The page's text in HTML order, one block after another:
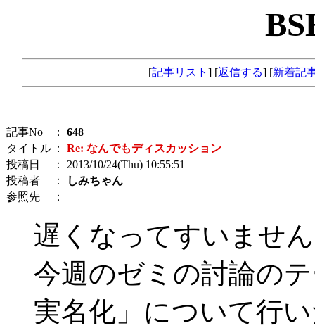
[記事リスト ] [返信する] [新着記
記事No ： 648
タイトル ： Re: なんでもディスカッション
投稿日
： 2013/10/24(Thu) 10:55:51
投稿者
：
しみちゃん
参照先
：
遅くなってすいませ
今週のゼミの討論の
実名化」について行